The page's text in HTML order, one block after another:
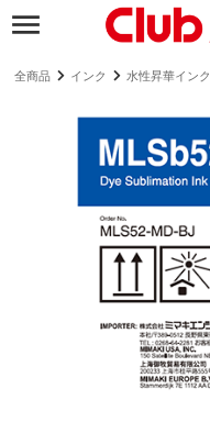
全商品 インク 水性昇華インク